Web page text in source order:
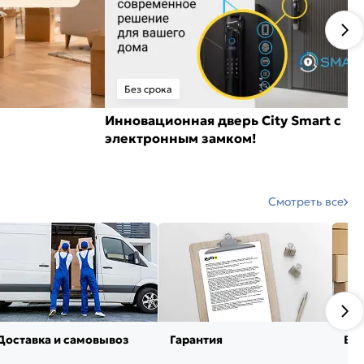
Без срока
Инновационная дверь City Smart с
электронным замком!
Смотреть все
и самовывоз Гарантия